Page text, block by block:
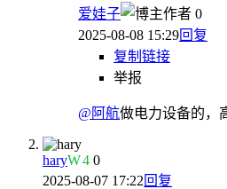
爱娃子 作者 0
2025-08-08 15:29回复
复制链接
举报
@阿航做电力设备的，
haryW4 0
2025-08-07 17:22回复